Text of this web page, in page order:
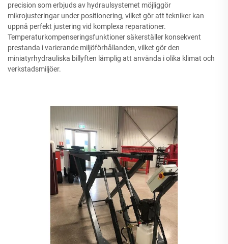
precision som erbjuds av hydraulsystemet möjliggör
mikrojusteringar under positionering, vilket gör att tekniker kan
uppnå perfekt justering vid komplexa reparationer.
Temperaturkompenseringsfunktioner säkerställer konsekvent
prestanda i varierande miljöförhållanden, vilket gör den
miniatyrhydrauliska billyften lämplig att använda i olika klimat och
verkstadsmiljöer.